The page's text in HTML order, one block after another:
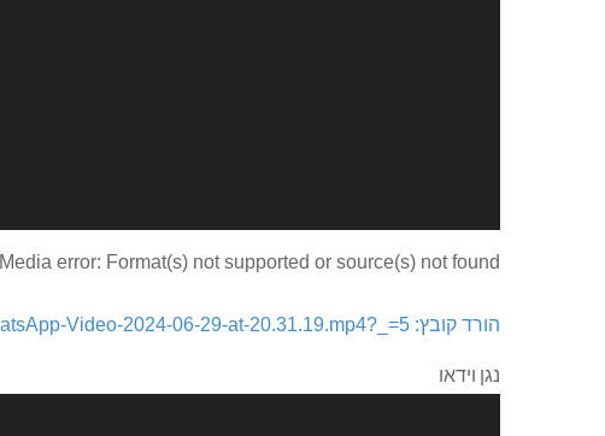
Media error: Format(s) not supported or source(s) not found
הורד קובץ: https://kfarnik.co.il/wp-content/uploads/2024/06/WhatsApp-Video-2024-06-29-at-20.31.19.mp4?_=5
נגן וידאו